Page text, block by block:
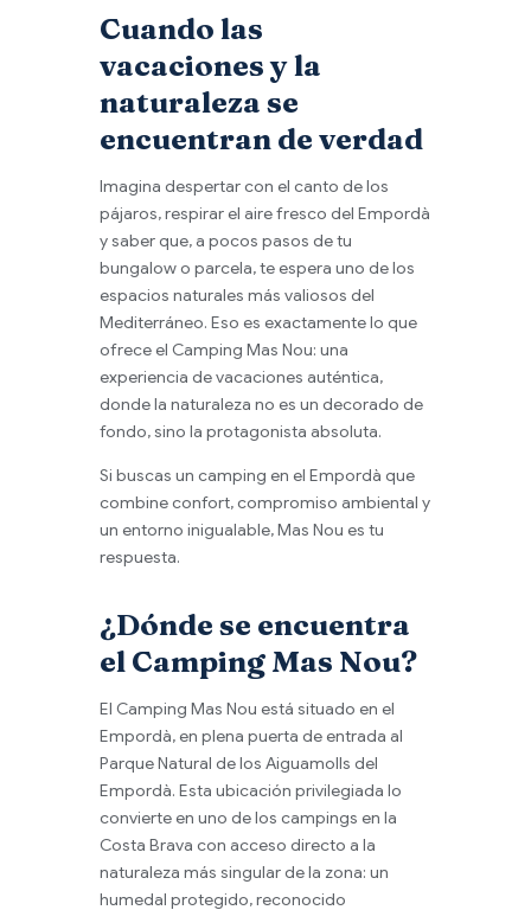
Cuando las
vacaciones y la
naturaleza se
encuentran de verdad
Imagina despertar con el canto de los
pájaros, respirar el aire fresco del Empordà
y saber que, a pocos pasos de tu
bungalow o parcela, te espera uno de los
espacios naturales más valiosos del
Mediterráneo. Eso es exactamente lo que
ofrece el Camping Mas Nou: una
experiencia de vacaciones auténtica,
donde la naturaleza no es un decorado de
fondo, sino la protagonista absoluta.
Si buscas un camping en el Empordà que
combine confort, compromiso ambiental y
un entorno inigualable, Mas Nou es tu
respuesta.
¿Dónde se encuentra
el Camping Mas Nou?
El Camping Mas Nou está situado en el
Empordà, en plena puerta de entrada al
Parque Natural de los Aiguamolls del
Empordà. Esta ubicación privilegiada lo
convierte en uno de los campings en la
Costa Brava con acceso directo a la
naturaleza más singular de la zona: un
humedal protegido, reconocido